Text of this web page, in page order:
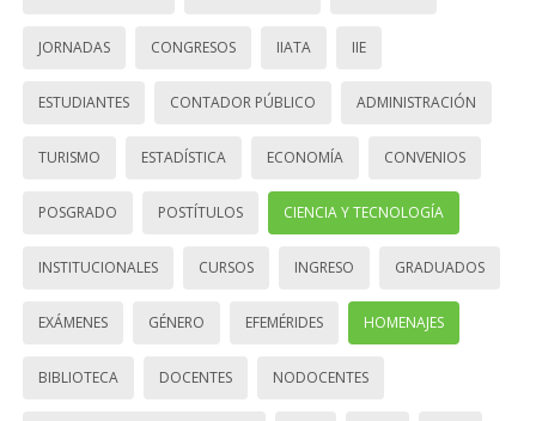
JORNADAS CONGRESOS IIATA IIE
ESTUDIANTES CONTADOR PÚBLICO ADMINISTRACIÓN
TURISMO ESTADÍSTICA ECONOMÍA CONVENIOS
POSGRADO POSTÍTULOS CIENCIA Y TECNOLOGÍA
INSTITUCIONALES CURSOS INGRESO GRADUADOS
EXÁMENES GÉNERO EFEMÉRIDES HOMENAJES
BIBLIOTECA DOCENTES NODOCENTES